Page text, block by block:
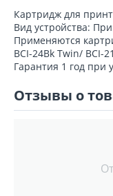
Картридж для
Вид устройства:
Применяются
BCI-24Bk Twin/ BCI-
Гарантия 1 год при
Отзывы о